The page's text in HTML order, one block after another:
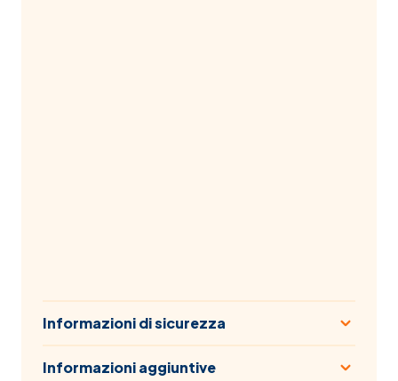
Informazioni di sicurezza
Informazioni aggiuntive